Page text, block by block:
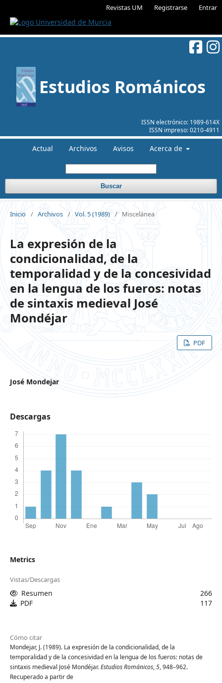
Revistas UM Registrarse Entrar
ISSN electrónico: 1989-614X
ISSN impreso:0210-4911
Estudios Románicos
Actual Archivos Avisos Acerca de
Buscar
Inicio / Archivos / Vol. 5 (1989) / Miscelánea
La expresión de la
condicionalidad, de la
temporalidad y de la concesividad
en la lengua de los fueros: notas
de sintaxis medieval José
Mondéjar
PDF
José Mondejar
Descargas
Metrics
Vistas/Descargas
Resumen
266
PDF
117
Cómo citar
Mondejar, J. (1989). La expresión de la condicionalidad, de la
temporalidad y de la concesividad en la lengua de los fueros: notas de
sintaxis medieval José Mondéjar.Estudios Románicos,5, 948–962.
Recuperado a partir de